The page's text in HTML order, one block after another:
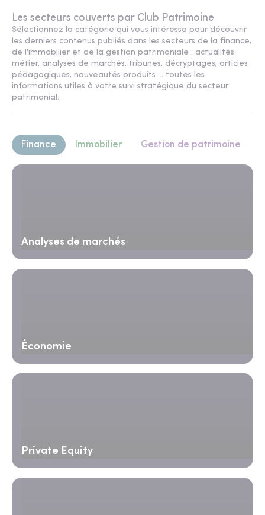
Les secteurs couverts par Club Patrimoine
Sélectionnez la catégorie qui vous intéresse pour découvrir
les derniers contenus publiés dans les secteurs de la finance,
de l'immobilier et de la gestion patrimoniale : actualités
métier, analyses de marchés, tribunes, décryptages, articles
pédagogiques, nouveautés produits ... toutes les
informations utiles à votre suivi stratégique du secteur
patrimonial.
Finance Immobilier Gestion de patrimoine
Analyses de marchés
Économie
Private Equity